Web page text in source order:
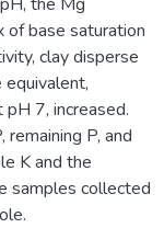
of base saturation
clay disperse
7, increased.
P, and
K and the
samples collected